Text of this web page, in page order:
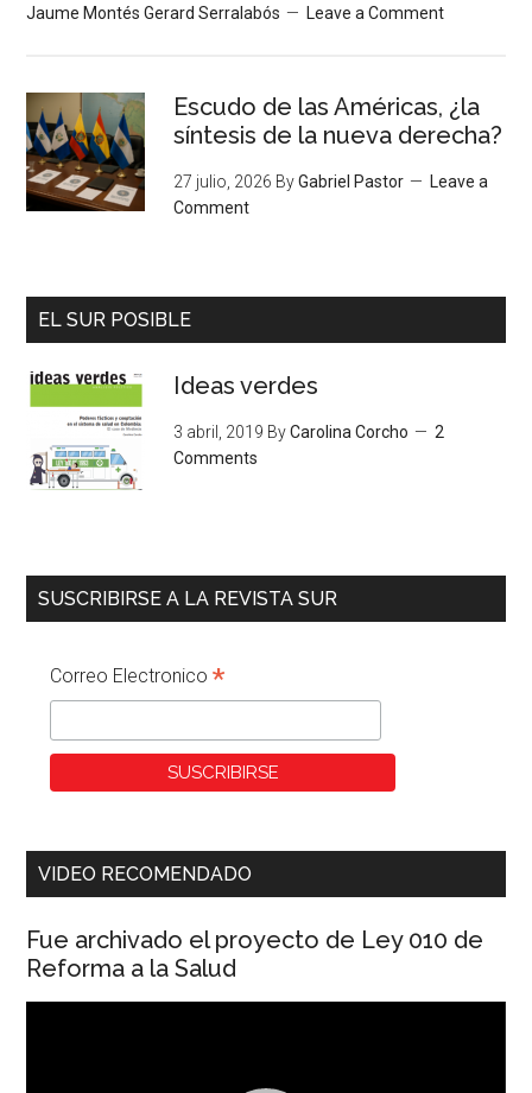
Jaume Montés Gerard Serralabós
Leave a Comment
Escudo de las Américas, ¿la
síntesis de la nueva derecha?
27 julio, 2026 ByGabriel Pastor
Leave a
Comment
EL SUR POSIBLE
Ideas verdes
3 abril, 2019 ByCarolina Corcho
2
Comments
SUSCRIBIRSE A LA REVISTA SUR
Correo Electronico*
VIDEO RECOMENDADO
Fue archivado el proyecto de Ley 010 de
Reforma a la Salud